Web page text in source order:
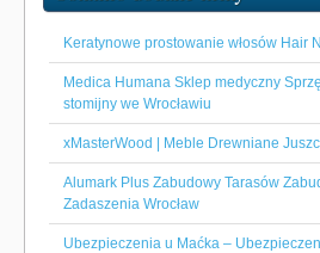
Keratynowe prostowanie włosów Hair
Medica Humana Sklep medyczny
stomijny we Wrocławiu
xMasterWood | Meble Drewniane
Alumark Plus Zabudowy Tarasów
Zadaszenia Wrocław
Ubezpieczenia u Maćka –